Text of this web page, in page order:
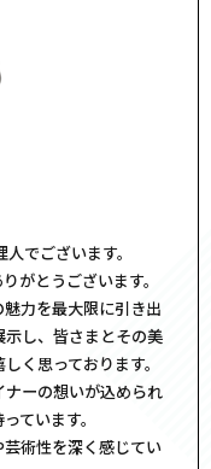
でございます。
がとうございます。
力を最大限に引き出
し、皆さまとその美
く思っております。
ーの想いが込められ
ています。
術性を深く感じてい